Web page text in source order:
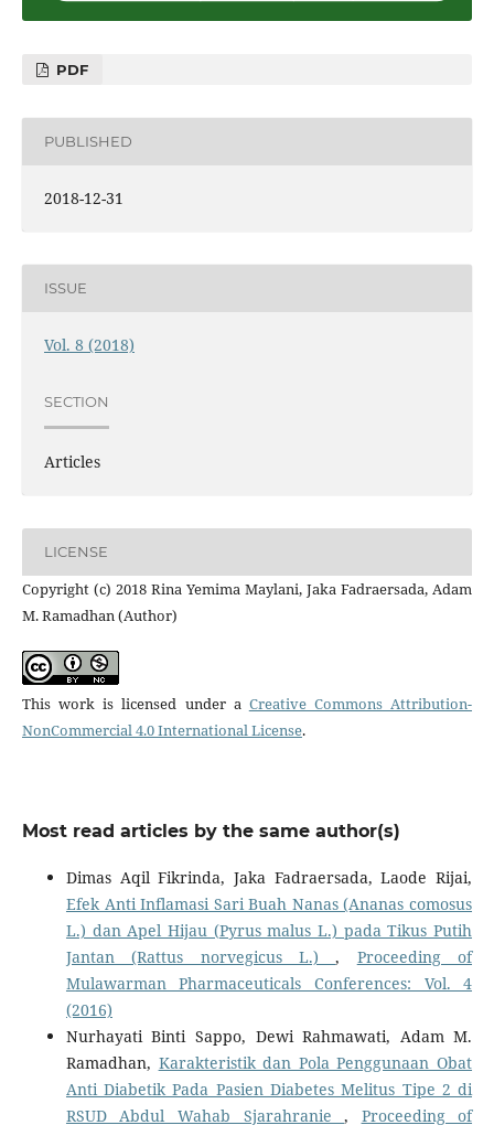
PDF
PUBLISHED
2018-12-31
ISSUE
Vol. 8 (2018)
SECTION
Articles
LICENSE
Copyright (c) 2018 Rina Yemima Maylani, Jaka Fadraersada, Adam
M. Ramadhan (Author)
This work is licensed under a Creative Commons Attribution-
NonCommercial 4.0 International License.
Most read articles by the same author(s)
Dimas Aqil Fikrinda, Jaka Fadraersada, Laode Rijai,
Efek Anti Inflamasi Sari Buah Nanas (Ananas comosus
L.) dan Apel Hijau (Pyrus malus L.) pada Tikus Putih
Jantan (Rattus norvegicus L.), Proceeding of
Mulawarman Pharmaceuticals Conferences: Vol. 4
(2016)
Nurhayati Binti Sappo, Dewi Rahmawati, Adam M.
Ramadhan, Karakteristik dan Pola Penggunaan Obat
Anti Diabetik Pada Pasien Diabetes Melitus Tipe 2 di
RSUD Abdul Wahab Sjarahranie, Proceeding of